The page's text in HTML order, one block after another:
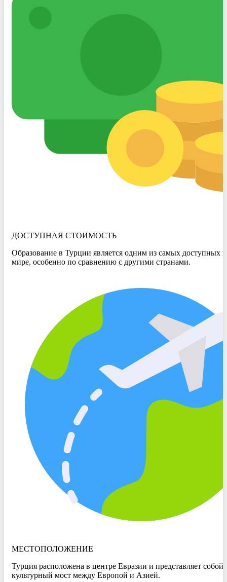
ДОСТУПНАЯ СТОИМОСТЬ
Образование в Турции является одним из самых доступных в
мире, особенно по сравнению с другими странами.
МЕСТОПОЛОЖЕНИЕ
Турция расположена в центре Евразии и представляет собой
культурный мост между Европой и Азией.